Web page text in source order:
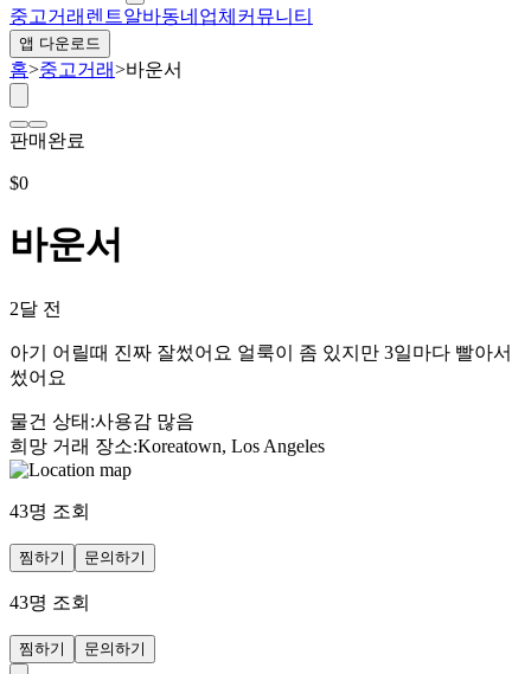
중고거래 렌트알바동네업체 커뮤니티
앱 다운로드
홈>중고거래>바운서
판매완료
$0
바운서
2달 전
아기 어릴때 진짜 잘썼어요 얼룩이 좀 있지만 3일마다 빨아서
썼어요
물건 상태 :사용감 많음
희망 거래 장소:Koreatown, Los Angeles
43명 조회
찜하기 문의하기
43명 조회
찜하기 문의하기